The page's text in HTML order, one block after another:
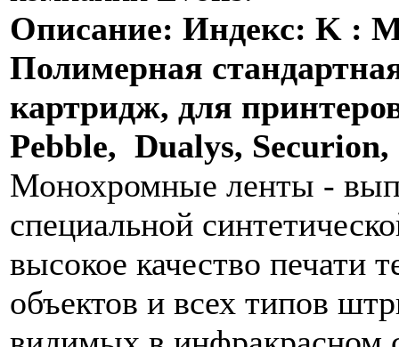
Описание: Индекс: K :
Полимерная
картридж, для
Pebble, Dualys,
Монохромные ленты -
специальной
высокое качество печати
объектов и всех типов